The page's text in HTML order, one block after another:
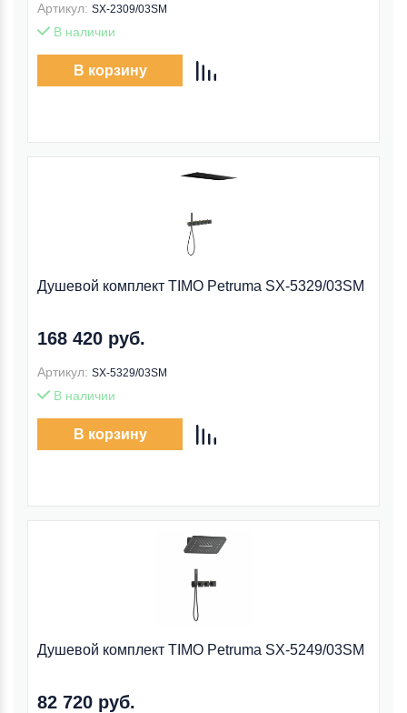
Артикул: SX-2309/03SM
В наличии
В корзину
Душевой комплект TIMO Petruma SX-5329/03SM
168 420 руб.
Артикул: SX-5329/03SM
В наличии
В корзину
Душевой комплект TIMO Petruma SX-5249/03SM
82 720 руб.